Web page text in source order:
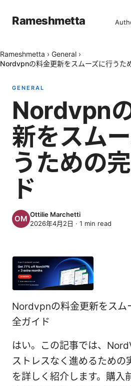
Rameshmetta
Rameshmetta › General ›
Nordvpnの料金更新をスムーズに行うた
GENERAL
Nordvpn
新をスム
うための
ド
Ottilie Marchetti
2026年4月2日 · 1 min read
Nordvpnの料金更新をスム
全ガイド
はい。この記事では、
ストレスなく進めるための
を詳しく紹介します。購入